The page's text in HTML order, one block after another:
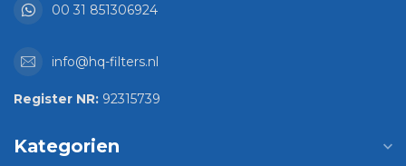
00 31 851306924
info@hq-filters.nl
Register NR: 92315739
Kategorien